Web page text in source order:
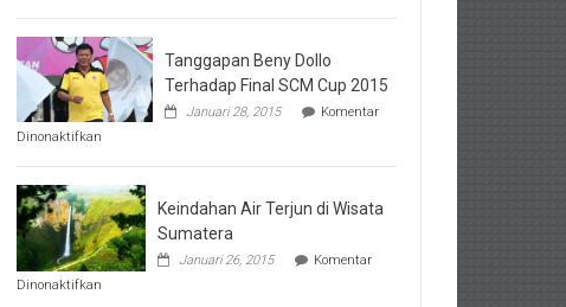
Hal-
Hal
Penting
Sebelum
Lihat
Hasil
Tanggapan Beny Dollo
Terhadap Final SCM Cup 2015
Januari 28, 2015
Komentar
Dinonaktifkan
Beny
Dollo
Terhadap
Final
SCM
Cup
Keindahan Air Terjun di Wisata
Sumatera
Januari 26, 2015
Komentar
Dinonaktifkan